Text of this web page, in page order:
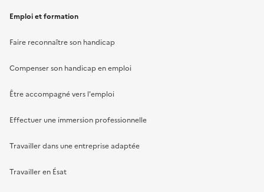
Emploi et formation
Faire reconnaître son handicap
Compenser son handicap en emploi
Être accompagné vers l'emploi
Effectuer une immersion professionnelle
Travailler dans une entreprise adaptée
Travailler en Ésat